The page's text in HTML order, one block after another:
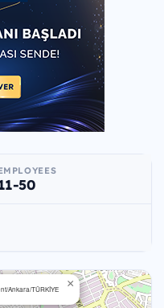
50
Ankara/TÜRKİYE ×